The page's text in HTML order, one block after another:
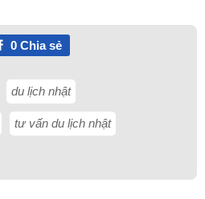
0Chia sẻ
du lịch nhật
tư vấn du lịch nhật